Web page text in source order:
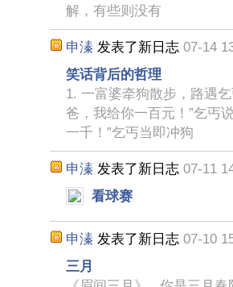
解，有些则没有
申溱 发表了新日志 07-14
笑话背后的哲理
1. 一富婆牵狗散步，路遇
爸，我给你一百元！”乞丐
一千！”乞丐当即冲狗
申溱 发表了新日志 07-11
看球赛
申溱 发表了新日志 07-10
三月